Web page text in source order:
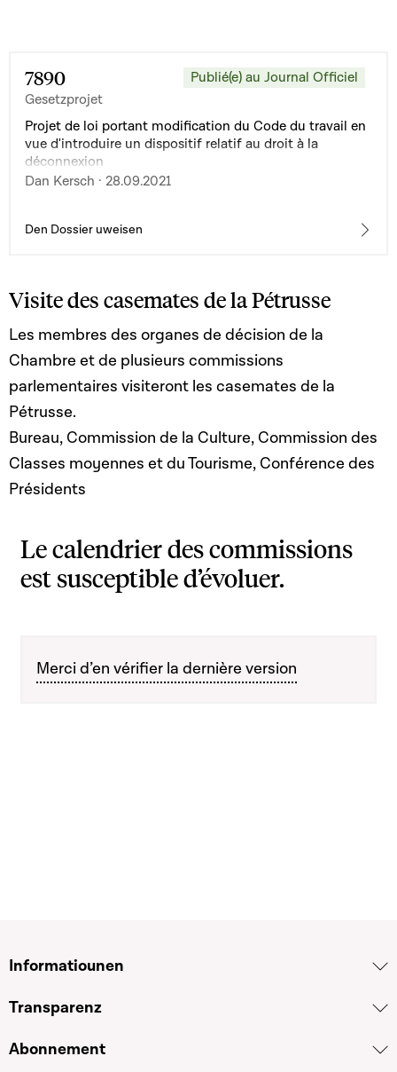
7890
Gesetzprojet
Publié(e) au Journal Officiel
Projet de loi portant modification du Code du travail en
vue d'introduire un dispositif relatif au droit à la
déconnexion
Dan Kersch · 28.09.2021
Den Dossier uweisen
Visite des casemates de la Pétrusse
Les membres des organes de décision de la
Chambre et de plusieurs commissions
parlementaires visiteront les casemates de la
Pétrusse.
Bureau, Commission de la Culture, Commission des
Classes moyennes et du Tourisme, Conférence des
Présidents
Le calendrier des commissions
est susceptible d’évoluer.
Merci d’en vérifier la dernière version
Informatiounen
Transparenz
Abonnement